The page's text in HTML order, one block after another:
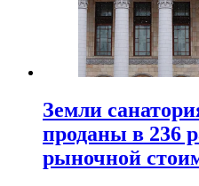
Земли
проданы в 236
рыночной